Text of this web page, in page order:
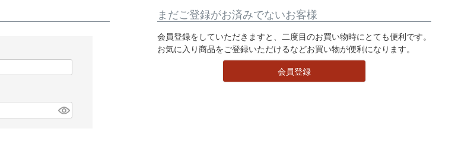
まだご登録がお済みでないお客様
会員登録をしていただきますと、二度目のお買い物時にとても便利です。
お気に入り商品をご登録いただけるなどお買い物が便利になります。
会員登録